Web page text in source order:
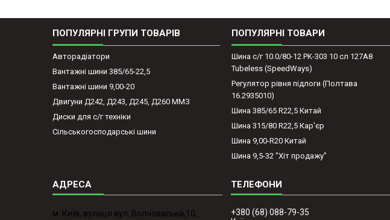
ПОПУЛЯРНІ ГРУПИ ТОВАРІВ
Авторадіатори
Вантажні шини 385/65-22,5
Вантажні шини 9,00-20
Двигуни Д242, Д243, Д245, Д260 ММЗ
Диски для с/г техніки
Сільськогосподарські шини
ПОПУЛЯРНІ ТОВАРИ
Шина с/г 10.0/80-12 PK-303 10 сл 127A8
Tubeless (SpeedWays)
Регулятор рівня підлоги (Полтава
16.2935010)
Шина 385/65 R22,5 Китай
Шина 315/80 R22,5 Кар'єр
Шина 9,00-R20 Китай
Шина 9,5-32 "Хіт продажу"
м. Київ, вулиця вул. Волноваська,10,
+380 (68) 088-79-35